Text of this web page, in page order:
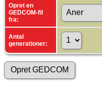
Opret en
GEDCOM-fil
fra:
Antal
generationer: